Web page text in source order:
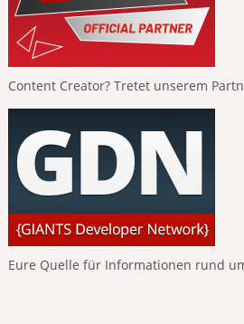
Content Creator? Tretet unserem
Eure Quelle für Informationen rund